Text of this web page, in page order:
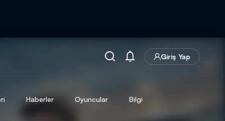
Giriş Yap
Haberler Oyuncular Bilgi